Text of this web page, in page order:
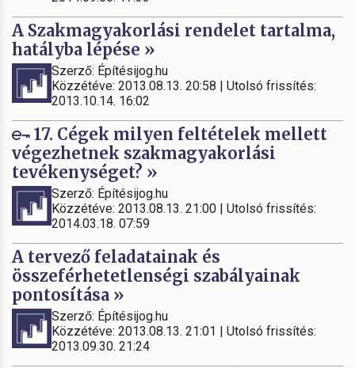
A Szakmagyakorlási rendelet tartalma,
hatályba lépése »
Szerző: Építésijog.hu
Közzétéve: 2013.08.13. 20:58 | Utolsó frissítés:
2013.10.14. 16:02
17. Cégek milyen feltételek mellett
végezhetnek szakmagyakorlási
tevékenységet? »
Szerző: Építésijog.hu
Közzétéve: 2013.08.13. 21:00 | Utolsó frissítés:
2014.03.18. 07:59
A tervező feladatainak és
összeférhetetlenségi szabályainak
pontosítása »
Szerző: Építésijog.hu
Közzétéve: 2013.08.13. 21:01 | Utolsó frissítés:
2013.09.30. 21:24